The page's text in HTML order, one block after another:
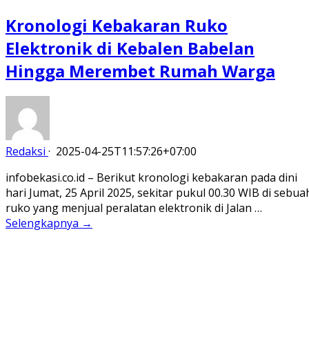
Kronologi Kebakaran Ruko
Elektronik di Kebalen Babelan
Hingga Merembet Rumah Warga
Redaksi · 2025-04-25T11:57:26+07:00
infobekasi.co.id – Berikut kronologi kebakaran pada dini
hari Jumat, 25 April 2025, sekitar pukul 00.30 WIB di
ruko yang menjual peralatan elektronik di Jalan …
Selengkapnya →